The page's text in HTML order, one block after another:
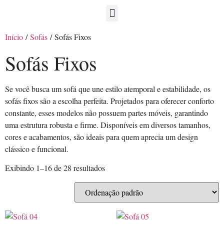
Início /Sofás / Sofás Fixos
Sofás Fixos
Se você busca um sofá que une estilo atemporal e estabilidade, os
sofás fixos são a escolha perfeita. Projetados para oferecer conforto
constante, esses modelos não possuem partes móveis, garantindo
uma estrutura robusta e firme. Disponíveis em diversos tamanhos,
cores e acabamentos, são ideais para quem aprecia um design
clássico e funcional.
Exibindo 1–16 de 28 resultados